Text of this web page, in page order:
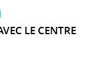
LE CENTRE